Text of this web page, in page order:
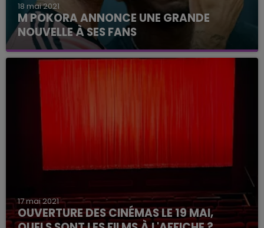
18 mai 2021
M POKORA ANNONCE UNE GRANDE
NOUVELLE À SES FANS
Après la musique et son rôle dans un téléfilm, il
s'attaque à un nouveau challenge !
17 mai 2021
OUVERTURE DES CINÉMAS LE 19 MAI,